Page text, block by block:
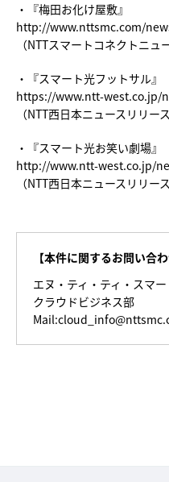
・『梅田お化け屋敷』
http://www.nttsmc.com/
（NTTスマートコネクトニュ
・『スマート光フットサル』
https://www.ntt-west.co.jp/
（NTT西日本ニュースリリー
・『スマート光お笑い劇場』
http://www.ntt-west.co.jp/
（NTT西日本ニュースリリー
【本件に関するお問い合わ
エヌ・ティ・ティ・スマ
クラウドビジネス部